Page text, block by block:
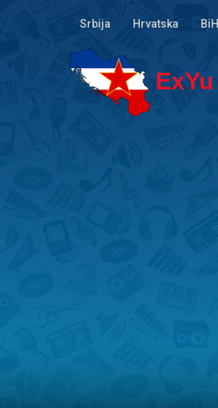
Srbija Hrvatska BiH
ExYu